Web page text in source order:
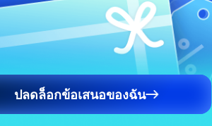
ยน้ำข้อความ: ป้อนข้อความที่ต้องกา
องหมายน้ํา: หากคุณเลือกตัวเลือกนี้
รื่องหมายน้ํ
ปลดล็อกข้อเสนอของฉัน